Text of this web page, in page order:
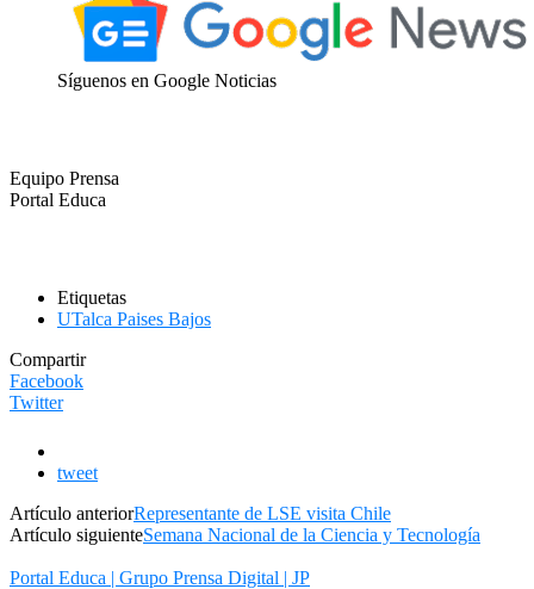
Síguenos en Google Noticias
Equipo Prensa
Portal Educa
Etiquetas
UTalca Paises Bajos
Compartir
Facebook
Twitter
tweet
Artículo anteriorRepresentante de LSE visita Chile
Artículo siguienteSemana Nacional de la Ciencia y Tecnología
Portal Educa | Grupo Prensa Digital | JP